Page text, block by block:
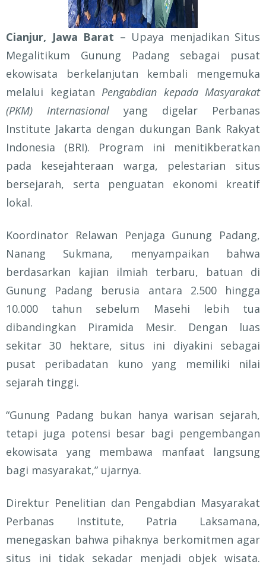
Cianjur, Jawa Barat – Upaya menjadikan Situs
Megalitikum Gunung Padang sebagai pusat
ekowisata berkelanjutan kembali mengemuka
melalui kegiatan Pengabdian kepada Masyarakat
(PKM) Internasional yang digelar Perbanas
Institute Jakarta dengan dukungan Bank Rakyat
Indonesia (BRI). Program ini menitikberatkan
pada kesejahteraan warga, pelestarian situs
bersejarah, serta penguatan ekonomi kreatif
lokal.
Koordinator Relawan Penjaga Gunung Padang,
Nanang Sukmana, menyampaikan bahwa
berdasarkan kajian ilmiah terbaru, batuan di
Gunung Padang berusia antara 2.500 hingga
10.000 tahun sebelum Masehi lebih tua
dibandingkan Piramida Mesir. Dengan luas
sekitar 30 hektare, situs ini diyakini sebagai
pusat peribadatan kuno yang memiliki nilai
sejarah tinggi.
“Gunung Padang bukan hanya warisan sejarah,
tetapi juga potensi besar bagi pengembangan
ekowisata yang membawa manfaat langsung
bagi masyarakat,” ujarnya.
Direktur Penelitian dan Pengabdian Masyarakat
Perbanas Institute, Patria Laksamana,
menegaskan bahwa pihaknya berkomitmen agar
situs ini tidak sekadar menjadi objek wisata.